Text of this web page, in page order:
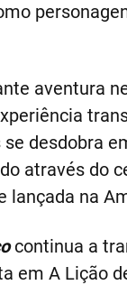
aventura
desdobra
através do
lançada na
continua a
em A Lição